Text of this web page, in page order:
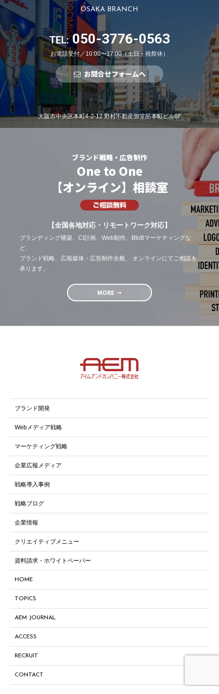
OSAKA BRANCH
TEL:050-3776-0563
お電話受付／10:00〜17:00（土日・祝祭休）
お問合せフォームへ
大阪市中央区本町4-2-12 野村不動産御堂筋本町ビル8F
ブランド戦略・広告制作
One to One
【オンライン】相談室
【全国各地対応・リモートワーク対応】
ブランディング構築、CI計画、Web制作、BtoBマーケティングな
ど、
ブランド戦略、広報媒体・広告制作全般、 オンラインにてご相談を
承ります。
MORE →
ブランド開発
Webメディア戦略
マーケティング戦略
企業広報メディア
戦略導入事例
戦略ブログ
企業情報
クリエイティブメニュー
資料請求・ホワイトペーパー
HOME
TOPICS
AEM JOURNAL
ACCESS
RECRUIT
CONTACT